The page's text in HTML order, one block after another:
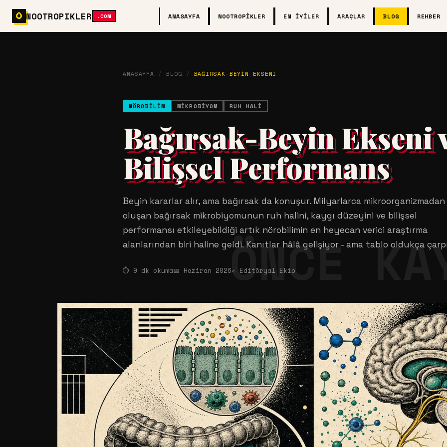
NOOTROPIKLER .COM ANASAYFA NOOTROPIKLER EN İYILER ARAÇLAR BLOG REHBER
ANASAYFA / BLOG / BAĞIRSAK-BEYIN EKSENI
NÖROBILIM MIKROBIYOM RUH HALI
Bağırsak-Beyin Ekseni
Bilişsel Performans
Beyin kararlar alır, ama bağırsak da konuşur. Milyarlarca mikroorganizmadan
oluşan bağırsak mikrobiyomunun ruh halini, kaygı düzeyini ve bilişsel
performansı etkileyebildiği artık nörobilimin en heyecan verici araştırma
alanlarından biri haline geldi. Kanıtlar hâlâ gelişiyor - ama tablo oldukça
⏱ 9 dk okuma📅 Haziran 2026✍ Editöryal Ekip